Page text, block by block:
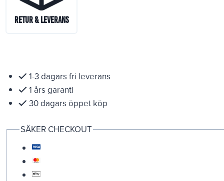
Retur & Leverans
1-3 dagars fri leverans
1 års garanti
30 dagars öppet köp
SÄKER CHECKOUT